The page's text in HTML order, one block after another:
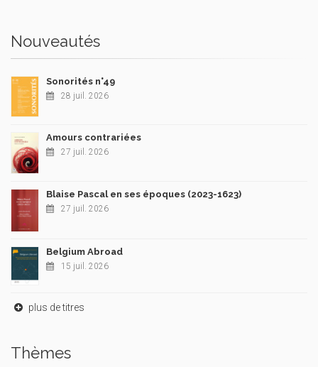
Nouveautés
Sonorités n°49
28 juil. 2026
Amours contrariées
27 juil. 2026
Blaise Pascal en ses époques (2023-1623)
27 juil. 2026
Belgium Abroad
15 juil. 2026
plus de titres
Thèmes